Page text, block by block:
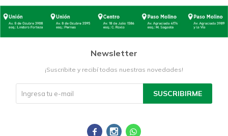
Newsletter
¡Suscribite y recibí todas nuestras novedades!
SUSCRIBIRME
  